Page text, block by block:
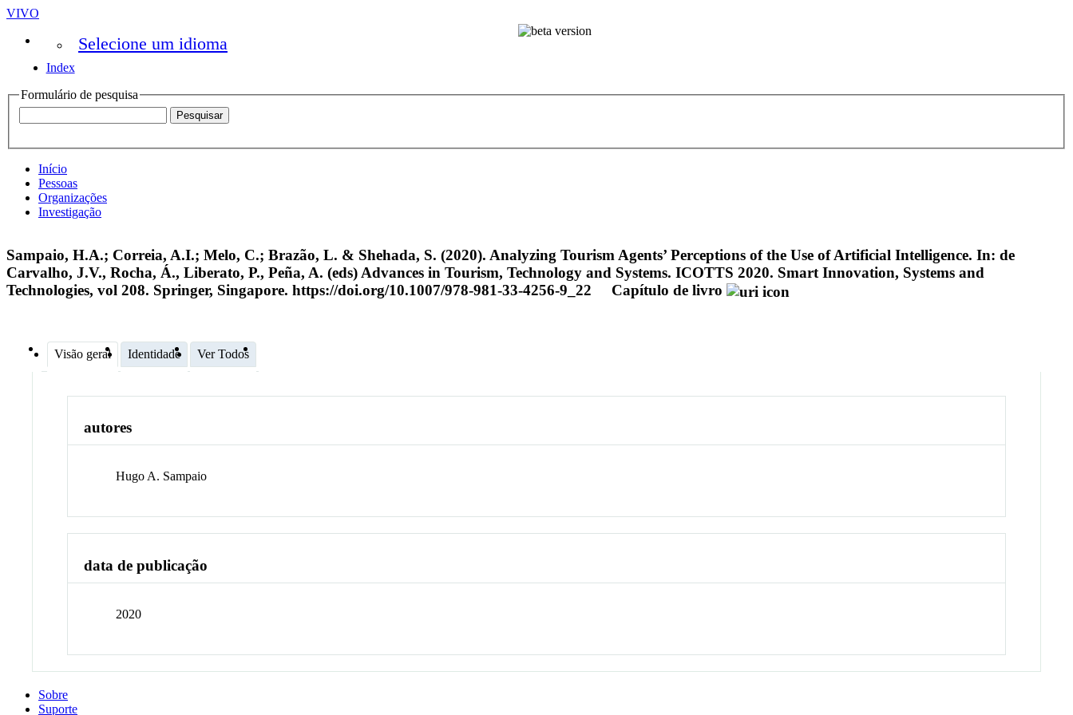
VIVO
Selecione um idioma
Index
Formulário de pesquisa
Início
Pessoas
Organizações
Investigação
Sampaio, H.A.; Correia, A.I.; Melo, C.; Brazão, L. & Shehada, S. (2020). Analyzing Tourism Agents’ Perceptions of the Use of Artificial Intelligence. In: de
Carvalho, J.V., Rocha, Á., Liberato, P., Peña, A. (eds) Advances in Tourism, Technology and Systems. ICOTTS 2020. Smart Innovation, Systems and
Technologies, vol 208. Springer, Singapore. https://doi.org/10.1007/978-981-33-4256-9_22
Capítulo de livro
Visão geral Identidade Ver Todos
autores
Hugo A. Sampaio
data de publicação
2020
Sobre
Suporte